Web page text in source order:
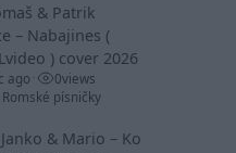
& Patrik
– Nabajines (
) cover 2026
ago 0views
písničky
& Mario – Ko